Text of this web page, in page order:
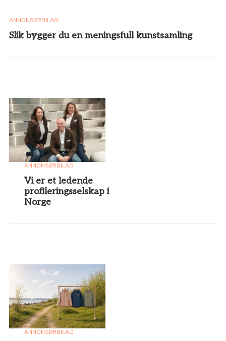
ANNONSØRBILAG
Slik bygger du en meningsfull kunstsamling
ANNONSØRBILAG
Vi er et ledende
profileringsselskap i
Norge
ANNONSØRBILAG